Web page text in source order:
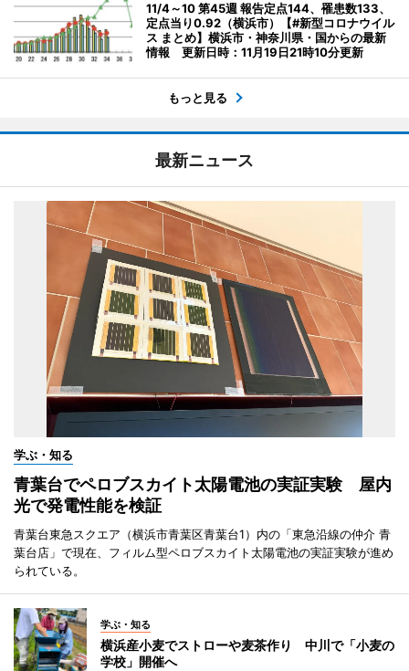
11/4～10 第45週 報告定点144、罹患数133、
定点当り0.92（横浜市）【#新型コロナウイル
ス まとめ】横浜市・神奈川県・国からの最新
情報 更新日時：11月19日21時10分更新
もっと見る
最新ニュース
学ぶ・知る
青葉台でペロブスカイト太陽電池の実証実験 屋内
光で発電性能を検証
青葉台東急スクエア（横浜市青葉区青葉台1）内の「東急沿線の仲介 青
葉台店」で現在、フィルム型ペロブスカイト太陽電池の実証実験が進め
られている。
学ぶ・知る
横浜産小麦でストローや麦茶作り 中川で「小麦の
学校」開催へ